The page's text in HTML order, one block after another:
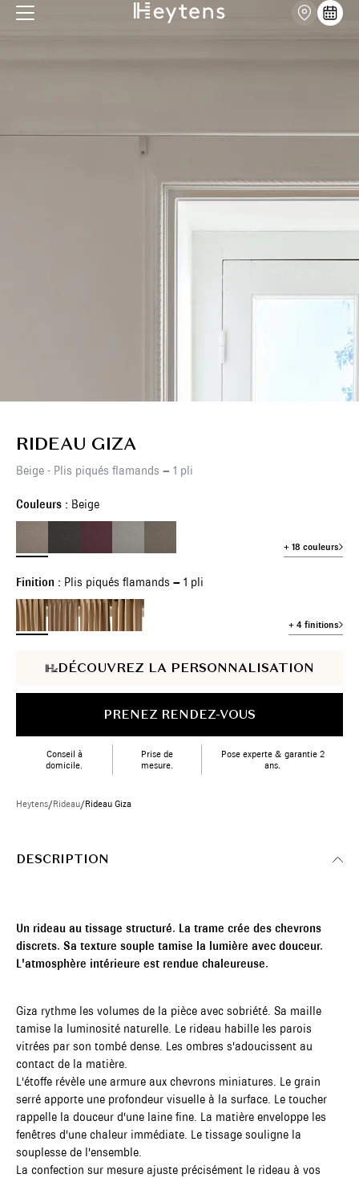
RIDEAU GIZA
Beige - Plis piqués flamands – 1 pli
Couleurs : Beige
+ 18 couleurs
Finition : Plis piqués flamands – 1 pli
+ 4 finitions
DÉCOUVREZ LA PERSONNALISATION
PRENEZ RENDEZ-VOUS
Conseil à
domicile.
Prise de
mesure.
Pose experte & garantie 2
ans.
Heytens/Rideau/Rideau Giza
DESCRIPTION
Un rideau au tissage structuré. La trame crée des chevrons
discrets. Sa texture souple tamise la lumière avec douceur.
L'atmosphère intérieure est rendue chaleureuse.
Giza rythme les volumes de la pièce avec sobriété. Sa maille
tamise la luminosité naturelle. Le rideau habille les parois
vitrées par son tombé dense. Les ombres s'adoucissent au
contact de la matière.
L'étoffe révèle une armure aux chevrons miniatures. Le grain
serré apporte une profondeur visuelle à la surface. Le toucher
rappelle la douceur d'une laine fine. La matière enveloppe les
fenêtres d'une chaleur immédiate. Le tissage souligne la
souplesse de l'ensemble.
La confection sur mesure ajuste précisément le rideau à vos